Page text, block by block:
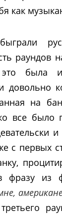
как
раундов
была
на
все было
с первых
фразу из